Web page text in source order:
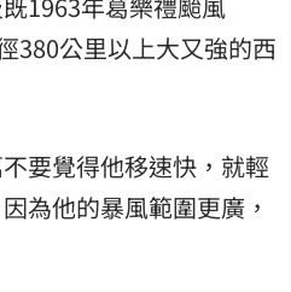
380公里以上大又強的西
要覺得他移速快，就輕
為他的暴風範圍更廣，